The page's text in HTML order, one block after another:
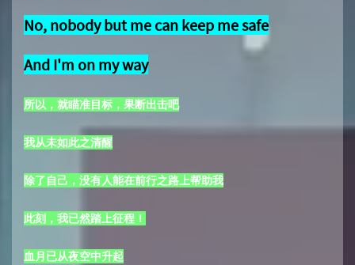
No, nobody but me can keep me safe
And I'm on my way
所以，就瞄准目标，果断出击吧
我从未如此之清醒
除了自己，没有人能在前行之路上帮助我
此刻，我已然踏上征程！
血月已从夜空中升起